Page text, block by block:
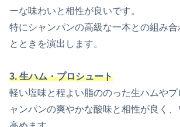
ーな味わいと相性が良いです。
特にシャンパンの高級な一本との組み
とときを演出します。
3. 生ハム・プロシュート
軽い塩味と程よい脂ののった生ハムや
ャンパンの爽やかな酸味と相性が良く